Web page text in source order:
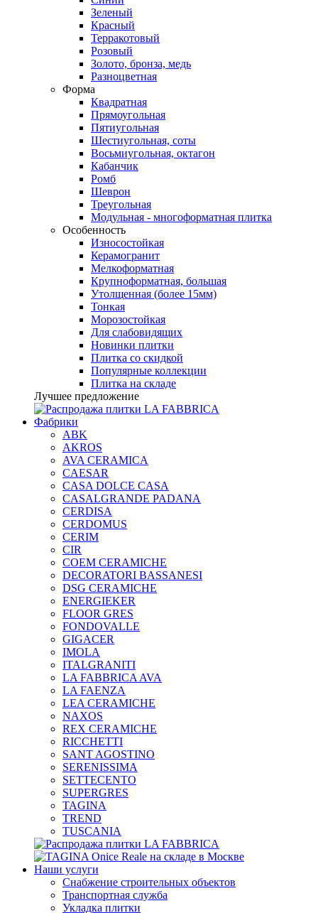
Зеленый
Красный
Терракотовый
Розовый
Золото, бронза, медь
Разноцветная
Форма
Квадратная
Прямоугольная
Пятиугольная
Шестиугольная, соты
Восьмиугольная, октагон
Кабанчик
Ромб
Шеврон
Треугольная
Модульная - многоформатная плитка
Особенность
Износостойкая
Керамогранит
Мелкоформатная
Крупноформатная, большая
Утолщенная (более 15мм)
Тонкая
Морозостойкая
Для слабовидящих
Новинки плитки
Плитка со скидкой
Популярные коллекции
Плитка на складе
Лучшее предложение
Фабрики
ABK
AKROS
AVA CERAMICA
CAESAR
CASA DOLCE CASA
CASALGRANDE PADANA
CERDISA
CERDOMUS
CERIM
CIR
COEM CERAMICHE
DECORATORI BASSANESI
DSG CERAMICHE
ENERGIEKER
FLOOR GRES
FONDOVALLE
GIGACER
IMOLA
ITALGRANITI
LA FABBRICA AVA
LA FAENZA
LEA CERAMICHE
NAXOS
REX CERAMICHE
RICCHETTI
SANT AGOSTINO
SERENISSIMA
SETTECENTO
SUPERGRES
TAGINA
TREND
TUSCANIA
Наши услуги
Снабжение строительных объектов
Транспортная служба
Укладка плитки